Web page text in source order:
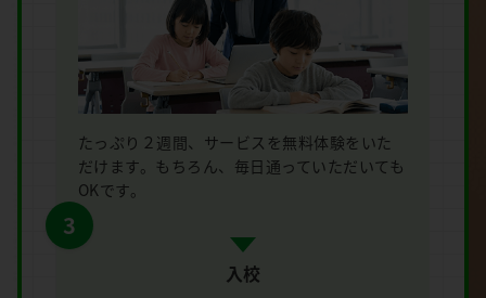
たっぷり２週間、サービスを無料体験をいた
だけます。もちろん、毎日通っていただいても
OKです。
3
入校